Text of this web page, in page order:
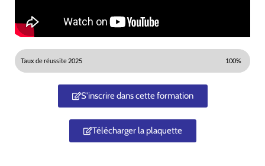
Taux de réussite 2025 100%
S'inscrire dans cette formation
Télécharger la plaquette